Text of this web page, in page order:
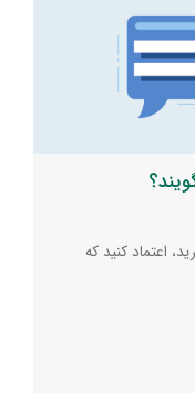
اعتماد کنید که